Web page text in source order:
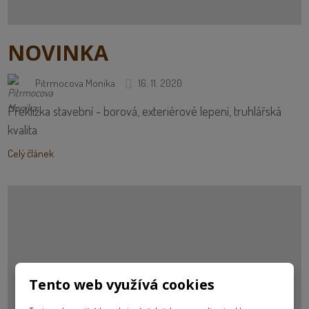
NOVINKA
Pitrmocova Monika 16. 11. 2020
Překližka stavební - borová, exteriérové lepení, truhlářská
kvalita
Celý článek
Tento web využívá cookies